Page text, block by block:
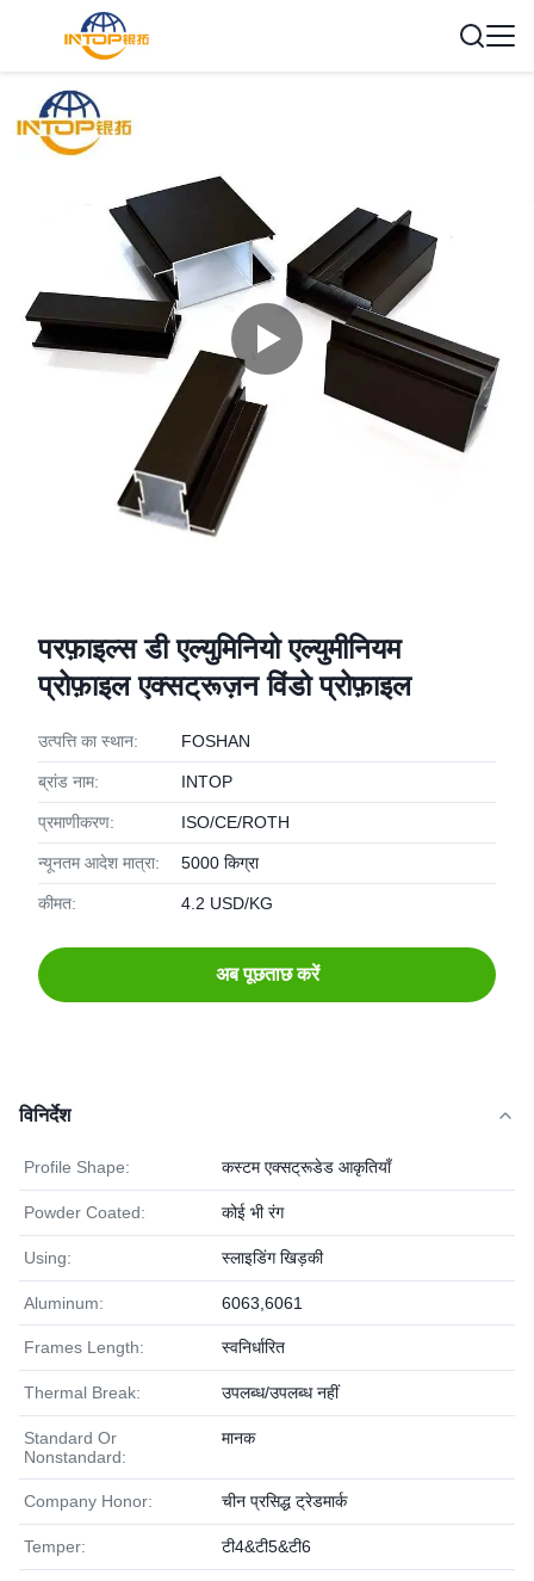
परफ़ाइल्स डी एल्युमिनियो एल्युमीनियम
प्रोफ़ाइल एक्सट्रूज़न विंडो प्रोफ़ाइल
उत्पत्ति का स्थान: FOSHAN
ब्रांड नाम: INTOP
प्रमाणीकरण: ISO/CE/ROTH
न्यूनतम आदेश मात्रा: 5000 किग्रा
कीमत: 4.2 USD/KG
अब पूछताछ करें
विनिर्देश
Profile Shape: कस्टम एक्सट्रूडेड आकृतियाँ
Powder Coated: कोई भी रंग
Using: स्लाइडिंग खिड़की
Aluminum: 6063,6061
Frames Length: स्वनिर्धारित
Thermal Break: उपलब्ध/उपलब्ध नहीं
Standard Or
Nonstandard:
मानक
Company Honor: चीन प्रसिद्ध ट्रेडमार्क
Temper: टी4&टी5&टी6